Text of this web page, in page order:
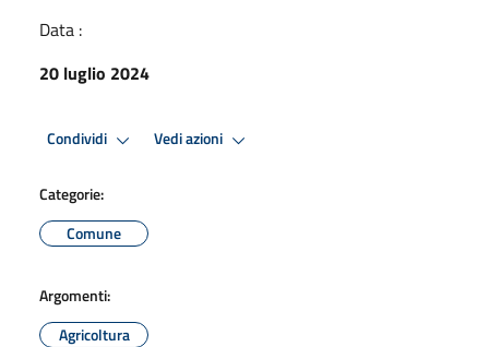
Data :
20 luglio 2024
Condividi Vedi azioni
Categorie:
Comune
Argomenti:
Agricoltura